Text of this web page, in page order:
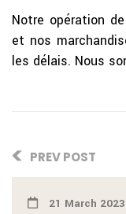
Notre opération
et nos
les délais. Nous
PREV POST
21 March 2023